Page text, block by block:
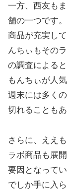
一方、西友も
舗の一つです
商品が充実し
んちぃもその
の調査による
もんちぃが人
週末には多く
切れることもあ
さらに、ええ
ラボ商品も展
要因となって
でしか手に入